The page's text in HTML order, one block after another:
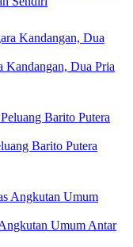
Kandangan, Dua Pria
Barito Putera
Umum Antar